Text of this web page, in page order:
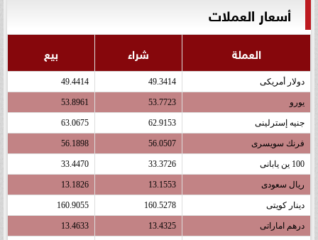
أسعار العملات
العملة شراء بيع
دولار أمريكى 49.3414
49.4414
يورو 53.7723
53.8961
جنيه إسترلينى 62.9153
63.0675
فرنك سويسرى 56.0507
56.1898
100 ين يابانى 33.3726
33.4470
ريال سعودى 13.1553
13.1826
دينار كويتى 160.5278
160.9055
درهم اماراتى 13.4325
13.4633